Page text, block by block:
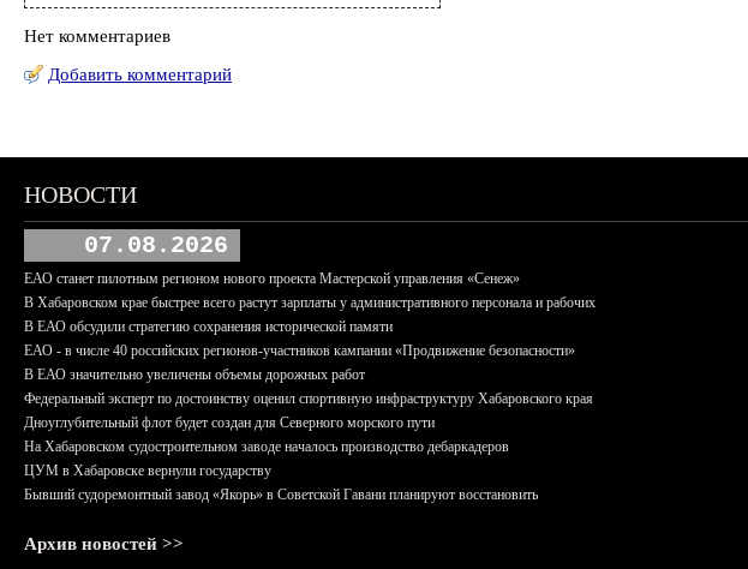
Нет комментариев
Добавить комментарий
НОВОСТИ
07.08.2026
ЕАО станет пилотным регионом нового проекта Мастерской управления «Сенеж»
В Хабаровском крае быстрее всего растут зарплаты у административного персонала и рабочих
В ЕАО обсудили стратегию сохранения исторической памяти
ЕАО - в числе 40 российских регионов-участников кампании «Продвижение безопасности»
В ЕАО значительно увеличены объемы дорожных работ
Федеральный эксперт по достоинству оценил спортивную инфраструктуру Хабаровского края
Дноуглубительный флот будет создан для Северного морского пути
На Хабаровском судостроительном заводе началось производство дебаркадеров
ЦУМ в Хабаровске вернули государству
Бывший судоремонтный завод «Якорь» в Советской Гавани планируют восстановить
Архив новостей >>